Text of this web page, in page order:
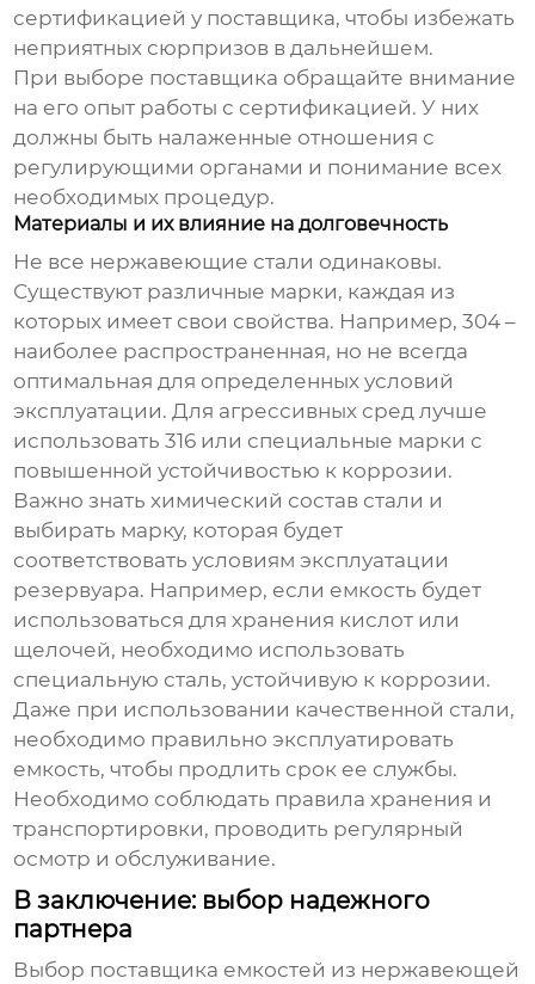
сертификацией у поставщика, чтобы избежать
неприятных сюрпризов в дальнейшем.
При выборе поставщика обращайте внимание
на его опыт работы с сертификацией. У них
должны быть налаженные отношения с
регулирующими органами и понимание всех
необходимых процедур.
Материалы и их влияние на долговечность
Не все нержавеющие стали одинаковы.
Существуют различные марки, каждая из
которых имеет свои свойства. Например, 304 –
наиболее распространенная, но не всегда
оптимальная для определенных условий
эксплуатации. Для агрессивных сред лучше
использовать 316 или специальные марки с
повышенной устойчивостью к коррозии.
Важно знать химический состав стали и
выбирать марку, которая будет
соответствовать условиям эксплуатации
резервуара. Например, если емкость будет
использоваться для хранения кислот или
щелочей, необходимо использовать
специальную сталь, устойчивую к коррозии.
Даже при использовании качественной стали,
необходимо правильно эксплуатировать
емкость, чтобы продлить срок ее службы.
Необходимо соблюдать правила хранения и
транспортировки, проводить регулярный
осмотр и обслуживание.
В заключение: выбор надежного
партнера
Выбор поставщика емкостей из нержавеющей